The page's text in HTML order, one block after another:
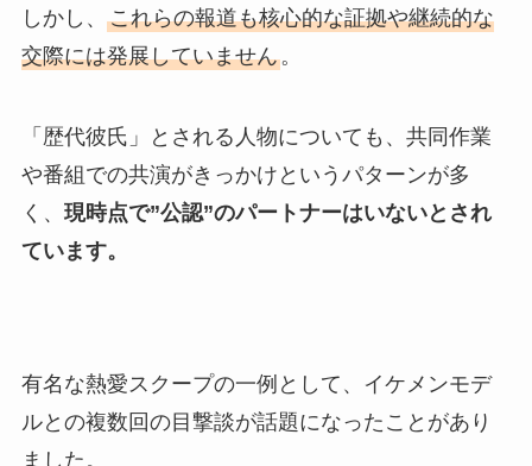
しかし、 これらの報道も核心的な証拠や継続的な
交際には発展していません。
「歴代彼氏」とされる人物についても、共同作業
や番組での共演がきっかけというパターンが多
く、 現時点で”公認”のパートナーはいないとされ
ています。
有名な熱愛スクープの一例として、イケメンモデ
ルとの複数回の目撃談が話題になったことがあり
ました。